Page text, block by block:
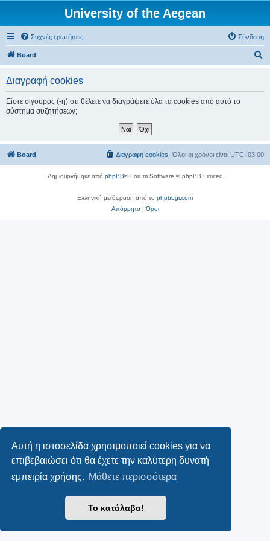
Αυτή η ιστοσελίδα χρησιμοποιεί cookies για να
επιβεβαιώσει ότι θα έχετε την καλύτερη δυνατή
εμπειρία χρήσης. Μάθετε περισσότερα
Το κατάλαβα!
University of the Aegean
Συχνές ερωτήσεις Σύνδεση
Board
σ
Διαγραφή cookies
Είστε σίγουρος (-η) ότι θέλετε να διαγράψετε όλα τα cookies από αυτό το
σύστημα συζητήσεων;
Board Όλοι οι χρόνοι είναι UTC+03:00
Διαγραφή cookies
Δημιουργήθηκε από phpBB® Forum Software © phpBB Limited
Ελληνική μετάφραση από το phpbbgr.com
Απόρρητο|Όροι